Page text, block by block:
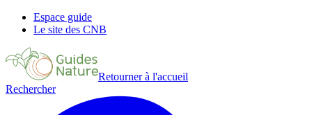
Espace guide
Le site des CNB
Retourner à l'accueil
Rechercher